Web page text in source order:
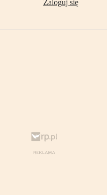
Zaloguj się